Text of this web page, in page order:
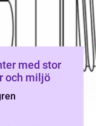
och miljö